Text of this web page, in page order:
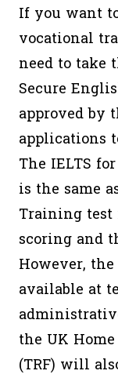
If you want
vocational
need to take
Secure
approved by
applications
The IELTS
is the same
Training test
scoring and
However,
available at
the UK
(TRF) will